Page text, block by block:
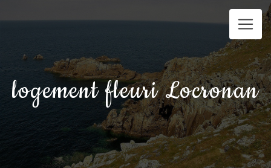
logement fleuri Locronan